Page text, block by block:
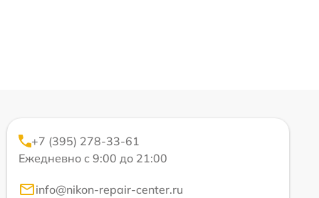
+7 (395) 278-33-61
Ежедневно с 9:00 до 21:00
info@nikon-repair-center.ru